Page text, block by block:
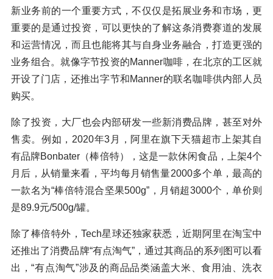
新业务前的一个重要方式，不仅仅是拓展业务和市场，更
重要的是通过投资，可以更快的了解这条消费赛道的发展
和运营情况，而且也能将其与自身业务融合，打造更强的
业务组合。就像字节投资的Manner咖啡，在北京的工区就
开设了门店，还推出字节和Manner的联名咖啡供内部人员
购买。
除了投资，大厂也会内部研发一些新消费品牌，甚至对外
售卖。例如，2020年3月，阿里在旗下天猫超市上架其自
有品牌Bonbater（棒倍特），这是一款休闲食品，上架4个
月后，从销量来看，平均每月销售量2000多个单，最高的
一款名为“棒倍特混合坚果500g”，月销超3000个，单价则
是89.9元/500g/罐。
除了棒倍特外，Tech星球还独家获悉，近期阿里在淘宝中
还推出了消费品牌“有点淘气”，通过其商品的系列图可以看
出，“有点淘气”涉及的商品品类涵盖大米、食用油、洗衣